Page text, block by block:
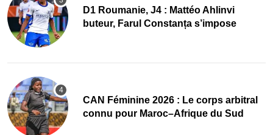
D1 Roumanie, J4 : Mattéo Ahlinvi
buteur, Farul Constanța s’impose
‎CAN Féminine 2026 : Le corps arbitral
connu pour Maroc–Afrique du Sud